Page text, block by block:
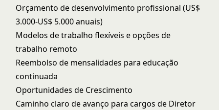
Orçamento de desenvolvimento profissional (US$
3.000-US$ 5.000 anuais)
Modelos de trabalho flexíveis e opções de
trabalho remoto
Reembolso de mensalidades para educação
continuada
Oportunidades de Crescimento
Caminho claro de avanço para cargos de Diretor